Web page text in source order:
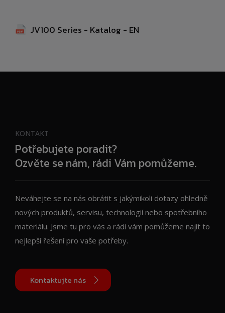
JV100 Series - Katalog - EN
KONTAKT
Potřebujete poradit?
Ozvěte se nám, rádi Vám pomůžeme.
Neváhejte se na nás obrátit s jakýmikoli dotazy ohledně
nových produktů, servisu, technologií nebo spotřebního
materiálu. Jsme tu pro vás a rádi vám pomůžeme najít to
nejlepší řešení pro vaše potřeby.
Kontaktujte nás